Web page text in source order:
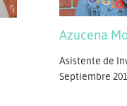
Azucena
Asistente de
Septiembre